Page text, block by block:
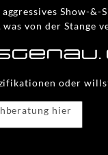
aggressives Show-
von der Stange
oder
hier